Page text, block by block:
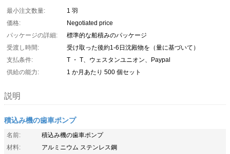
最小注文数量:
1 羽
価格:
Negotiated price
パッケージの詳細:
標準的な船積みのパッケージ
受渡し時間:
受け取った後約1-6日沈殿物を（量に基づいて）
支払条件:
T ・ T、ウェスタンユニオン、Paypal
供給の能力:
1 か月あたり 500 個セット
説明
積込み機の歯車ポンプ
名前:
積込み機の歯車ポンプ
材料:
アルミニウム ステンレス鋼